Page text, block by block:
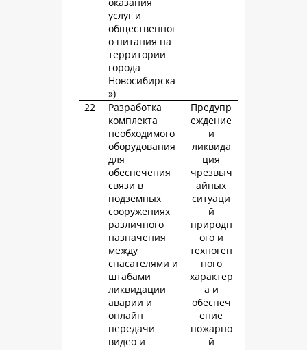
услуг и
общественног
о питания на
территории
города
Новосибирска
»)
22
Разработка
комплекта
необходимого
оборудования
для
обеспечения
связи в
подземных
сооружениях
различного
назначения
между
спасателями и
штабами
ликвидации
аварии и
онлайн
передачи
видео и
Предупр
еждение
и
ликвида
ция
чрезвыч
айных
ситуаци
й
природн
ого и
техноген
ного
характер
а и
обеспеч
ение
пожарно
й